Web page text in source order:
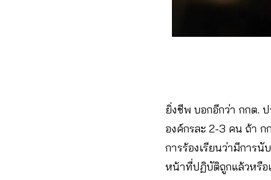
ยิ่งชีพ บอกอีกว่า กกต.
องค์กรละ 2-3 คน ถ้า ก
การร้องเรียนว่ามีการ
หน้าที่ปฏิบัติถูกแล้วหรือ